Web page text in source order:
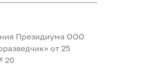
Президиума ООО
от 25
20